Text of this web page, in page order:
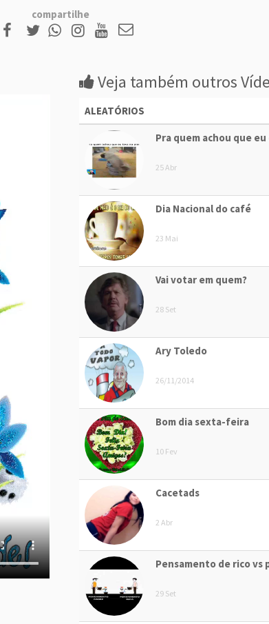
compartilhe
Veja também outros
ALEATÓRIOS
Pra quem achou que eu
25 Abr
Dia Nacional do café
23 Mai
Vai votar em quem?
28 Set
Ary Toledo
26/11/2014
Bom dia sexta-feira
10 Fev
Cacetads
2 Abr
Pensamento de rico vs
29 Set